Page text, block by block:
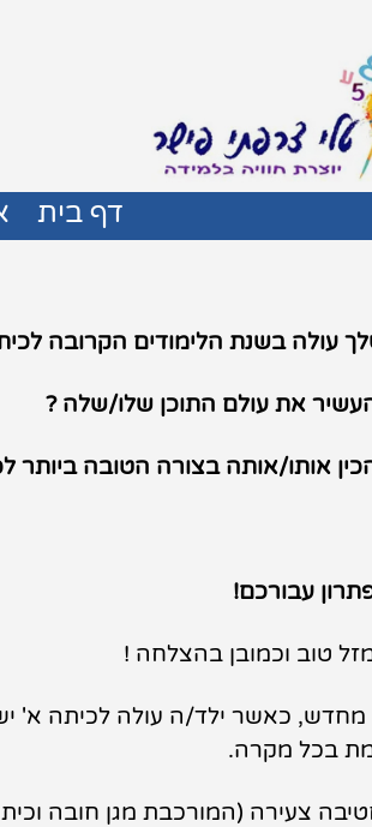
דף בית
עולה בשנת הלימודים הקרובה
את עולם התוכן שלו/שלה ?
אותו/אותה בצורה הטובה ביותר
עבורכם!
טוב וכמובן בהצלחה !
כאשר ילד/ה עולה לכיתה א'
בכל מקרה.
צעירה (המורכבת מגן חובה